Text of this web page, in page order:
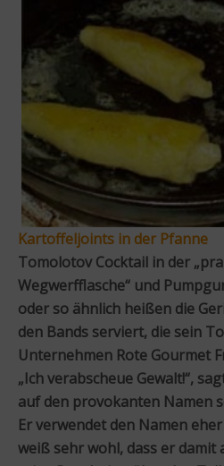
Kartoffeljoints in der Pfanne
Tomolotov Cocktail in der
Wegwerfflasche“ und
oder so ähnlich heißen die
den Bands serviert, die sein
Unternehmen Rote Gourmet
„Ich verabscheue Gewalt!“,
auf den provokanten Namen
Er verwendet den Namen
weiß sehr wohl, dass er damit